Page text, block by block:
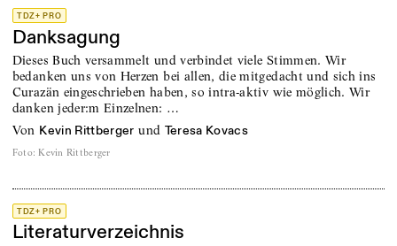
TDZ+ PRO
Danksagung
Dieses Buch versammelt und verbindet viele Stimmen. Wir
bedanken uns von Herzen bei allen, die mitgedacht und sich ins
Curazän eingeschrieben haben, so intra-aktiv wie möglich. Wir
danken jeder:m Einzelnen: …
von Kevin Rittberger und Teresa Kovacs
Foto: Kevin Rittberger
TDZ+ PRO
Literaturverzeichnis